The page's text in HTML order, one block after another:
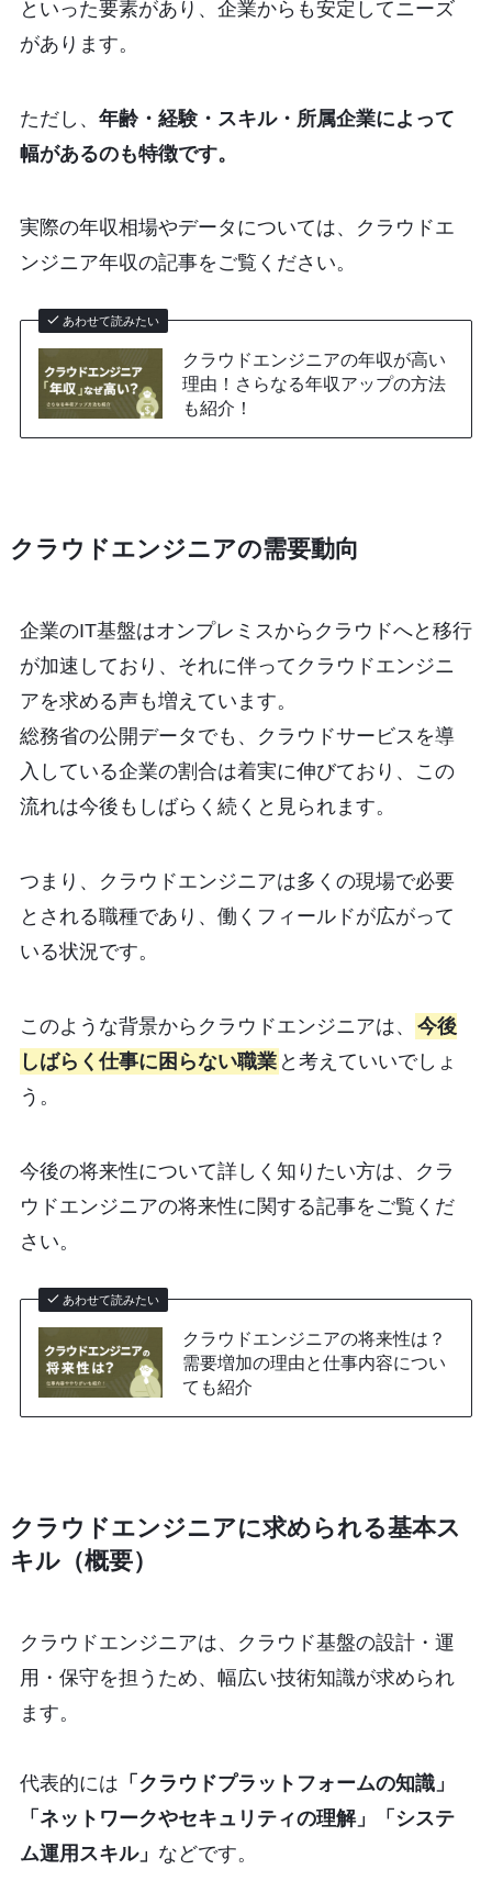
といった要素があり、企業からも安定してニーズ
があります。
ただし、 年齢・経験・スキル・所属企業によって
幅があるのも特徴です。
実際の年収相場やデータについては、クラウドエ
ンジニア年収の記事をご覧ください。
あわせて読みたい
クラウドエンジニアの年収が高い
理由！さらなる年収アップの方法
も紹介！
クラウドエンジニアの需要動向
企業のIT基盤はオンプレミスからクラウドへと移行
が加速しており、それに伴ってクラウドエンジニ
アを求める声も増えています。
総務省の公開データでも、クラウドサービスを導
入している企業の割合は着実に伸びており、この
流れは今後もしばらく続くと見られます。
つまり、クラウドエンジニアは多くの現場で必要
とされる職種であり、働くフィールドが広がって
いる状況です。
このような背景からクラウドエンジニアは、
今後
しばらく仕事に困らない職業 と考えていいでしょ
う。
今後の将来性について詳しく知りたい方は、クラ
ウドエンジニアの将来性に関する記事をご覧くだ
さい。
あわせて読みたい
クラウドエンジニアの将来性は？
需要増加の理由と仕事内容につい
ても紹介
クラウドエンジニアに求められる基本ス
キル（概要）
クラウドエンジニアは、クラウド基盤の設計・運
用・保守を担うため、幅広い技術知識が求められ
ます。
代表的には 「クラウドプラットフォームの知識」
「ネットワークやセキュリティの理解」「システ
ム運用スキル」 などです。